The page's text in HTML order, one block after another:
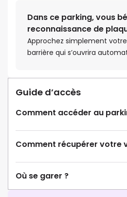
Dans ce parking, vous
reconnaissance de
Approchez simplement
barrière qui s’ouvrira
Guide d’accès
Comment accéder au
Comment récupérer votre
Où se garer ?